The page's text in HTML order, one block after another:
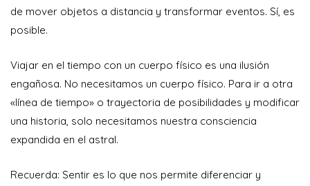
de mover objetos a distancia y transformar eventos. Sí, es
posible.
Viajar en el tiempo con un cuerpo físico es una ilusión
engañosa. No necesitamos un cuerpo físico. Para ir a otra
«línea de tiempo» o trayectoria de posibilidades y modificar
una historia, solo necesitamos nuestra consciencia
expandida en el astral.
Recuerda: Sentir es lo que nos permite diferenciar y